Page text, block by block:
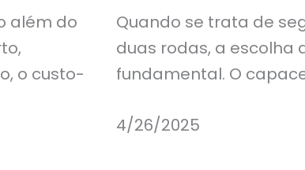
além do
o custo-
Quando se trata de
duas rodas, a escolha
fundamental. O
4/26/2025